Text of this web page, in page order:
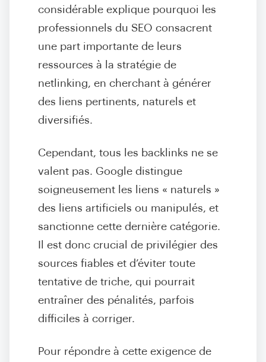
considérable explique pourquoi les
professionnels du SEO consacrent
une part importante de leurs
ressources à la stratégie de
netlinking, en cherchant à générer
des liens pertinents, naturels et
diversifiés.
Cependant, tous les backlinks ne se
valent pas. Google distingue
soigneusement les liens « naturels »
des liens artificiels ou manipulés, et
sanctionne cette dernière catégorie.
Il est donc crucial de privilégier des
sources fiables et d’éviter toute
tentative de triche, qui pourrait
entraîner des pénalités, parfois
difficiles à corriger.
Pour répondre à cette exigence de